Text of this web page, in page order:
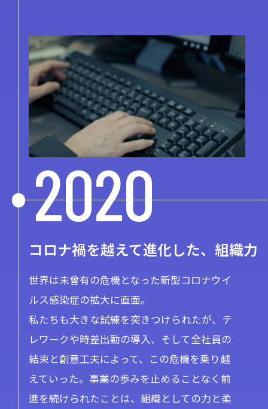
2020
コロナ禍を越えて進化した、組織力
世界は未曾有の危機となった新型コロナウイ
ルス感染症の拡大に直面。
私たちも大きな試練を突きつけられたが、テ
レワークや時差出勤の導入、そして全社員の
結束と創意工夫によって、この危機を乗り越
えていった。事業の歩みを止めることなく前
進を続けられたことは、組織としての力と柔